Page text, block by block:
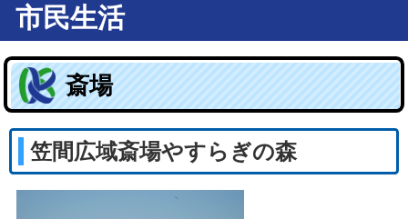
市民生活
斎場
笠間広域斎場やすらぎの森